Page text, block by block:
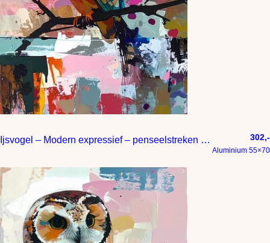
Ijsvogel – Modern expressief – penseelstreken en abstracte kleurige vlakken 302,-
Aluminium 55×70